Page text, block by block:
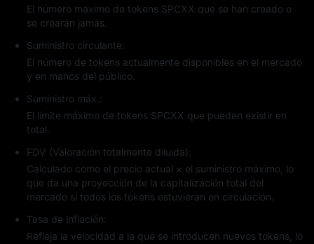
El número máximo de tokens SPCXX que se han creado o
se crearán jamás.
Suministro circulante:
El número de tokens actualmente disponibles en el mercado
y en manos del público.
Suministro máx.:
El límite máximo de tokens SPCXX que pueden existir en
total.
FDV (Valoración totalmente diluida):
Calculado como el precio actual × el suministro máximo, lo
que da una proyección de la capitalización total del
mercado si todos los tokens estuvieran en circulación.
Tasa de inflación:
Refleja la velocidad a la que se introducen nuevos tokens, lo